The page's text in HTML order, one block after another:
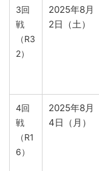
3回
戦
（R3
2）
2025年8月
2日（土）
4回
戦
（R1
6）
2025年8月
4日（月）